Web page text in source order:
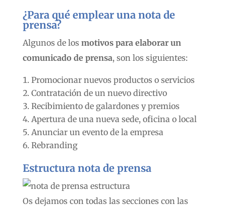
¿Para qué emplear una nota de
prensa?
Algunos de los motivos para elaborar un
comunicado de prensa, son los siguientes:
Promocionar nuevos productos o servicios
Contratación de un nuevo directivo
Recibimiento de galardones y premios
Apertura de una nueva sede, oficina o local
Anunciar un evento de la empresa
Rebranding
Estructura nota de prensa
Os dejamos con todas las secciones con las